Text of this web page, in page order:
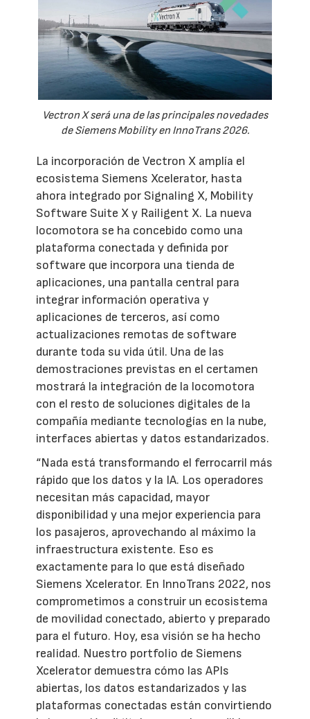
Vectron X será una de las principales novedades
de Siemens Mobility en InnoTrans 2026.
La incorporación de Vectron X amplía el
ecosistema Siemens Xcelerator, hasta
ahora integrado por Signaling X, Mobility
Software Suite X y Railigent X. La nueva
locomotora se ha concebido como una
plataforma conectada y definida por
software que incorpora una tienda de
aplicaciones, una pantalla central para
integrar información operativa y
aplicaciones de terceros, así como
actualizaciones remotas de software
durante toda su vida útil. Una de las
demostraciones previstas en el certamen
mostrará la integración de la locomotora
con el resto de soluciones digitales de la
compañía mediante tecnologías en la nube,
interfaces abiertas y datos estandarizados.
“Nada está transformando el ferrocarril más
rápido que los datos y la IA. Los operadores
necesitan más capacidad, mayor
disponibilidad y una mejor experiencia para
los pasajeros, aprovechando al máximo la
infraestructura existente. Eso es
exactamente para lo que está diseñado
Siemens Xcelerator. En InnoTrans 2022, nos
comprometimos a construir un ecosistema
de movilidad conectado, abierto y preparado
para el futuro. Hoy, esa visión se ha hecho
realidad. Nuestro portfolio de Siemens
Xcelerator demuestra cómo las APIs
abiertas, los datos estandarizados y las
plataformas conectadas están convirtiendo